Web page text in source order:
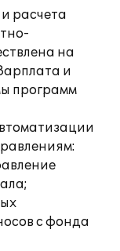
расчета
на
и
программ
с фонда